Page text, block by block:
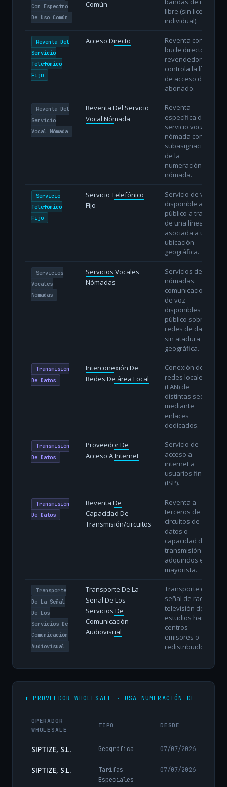
Con Espectro
De Uso Común
Común
libre (sin licencia
individual).
Reventa Del
Servicio
Telefónico
Fijo
Acceso Directo
Reventa con
bucle directo: el
revendedor
controla la línea
de acceso del
abonado.
Reventa Del
Servicio
Vocal Nómada
Reventa Del Servicio
Vocal Nómada
Reventa
específica del
servicio vocal
nómada con
subasignación
de la
numeración
nómada.
Servicio
Telefónico
Fijo
Servicio Telefónico
Fijo
Servicio de voz
disponible al
público a través
de una línea fija
asociada a una
ubicación
geográfica.
Servicios
Vocales
Nómadas
Servicios Vocales
Nómadas
Servicios de voz
nómadas:
comunicaciones
de voz
disponibles al
público sobre
redes de datos
sin atadura
geográfica.
Transmisión
De Datos
Interconexión De
Redes De área Local
Conexión de
redes locales
(LAN) de
distintas sedes
mediante
enlaces
dedicados.
Transmisión
De Datos
Proveedor De
Acceso A Internet
Servicio de
acceso a
internet a
usuarios finales
(ISP).
Transmisión
De Datos
Reventa De
Capacidad De
Transmisión/circuitos
Reventa a
terceros de
circuitos de
datos o
capacidad de
transmisión
adquiridos en
mayorista.
Transporte
De La Señal
De Los
Servicios De
Comunicación
Audiovisual
Transporte De La
Señal De Los
Servicios De
Comunicación
Audiovisual
Transporte de la
señal de radio y
televisión desde
estudios hasta
centros
emisores o
redistribuidores.
⬆️ PROVEEDOR WHOLESALE · USA NUMERACIÓN DE
OPERADOR
WHOLESALE
TIPO DESDE
SIPTIZE, S.L. Geográfica 07/07/2026
SIPTIZE, S.L.
Tarifas
Especiales
07/07/2026